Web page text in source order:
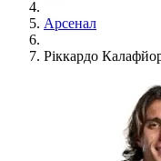
Арсенал
Ріккардо